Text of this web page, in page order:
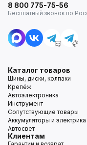
8 800 775-75-56
Бесплатный звонок по
Каталог товаров
Шины, диски, колпаки
Крепёж
Автоэлектроника
Инструмент
Сопутствующие товары
Аккумуляторы и электрика
Автосвет
Клиентам